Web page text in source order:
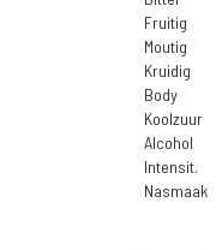
Fruitig
Moutig
Kruidig
Body
Koolzuur
Alcohol
Intensit.
Nasmaak